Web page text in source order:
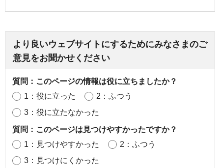
より良いウェブサイトにするためにみなさまのご
意見をお聞かせください
質問：このページの情報は役に立ちましたか？
1：役に立った
2：ふつう
3：役に立たなかった
質問：このページは見つけやすかったですか？
1：見つけやすかった
2：ふつう
3：見つけにくかった